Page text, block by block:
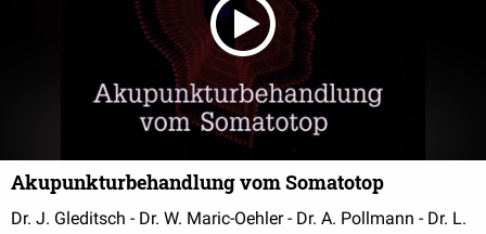
Akupunkturbehandlung vom Somatotop
Dr. J. Gleditsch - Dr. W. Maric-Oehler - Dr. A. Pollmann - Dr. L.